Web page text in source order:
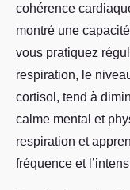
cohérence
montré une
vous pratiquez
respiration, le
cortisol, tend à
calme mental et
respiration et
fréquence et